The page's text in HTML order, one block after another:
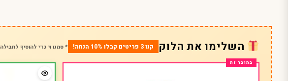
השלימו את הלוק קנו 3 פריטים קבלו 10% הנחה! * סמנו וי כדי להוסיף לחבילה